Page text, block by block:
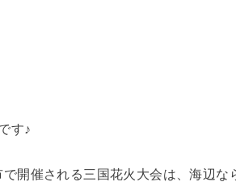
す♪
開催される三国花火大会は、海辺